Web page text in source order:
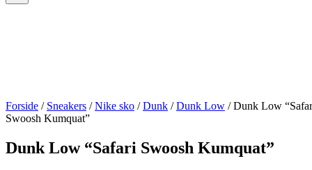
Forside / Sneakers /Nike sko /Dunk /Dunk Low / Dunk Low
Swoosh Kumquat”
Dunk Low “Safari Swoosh Kumquat”